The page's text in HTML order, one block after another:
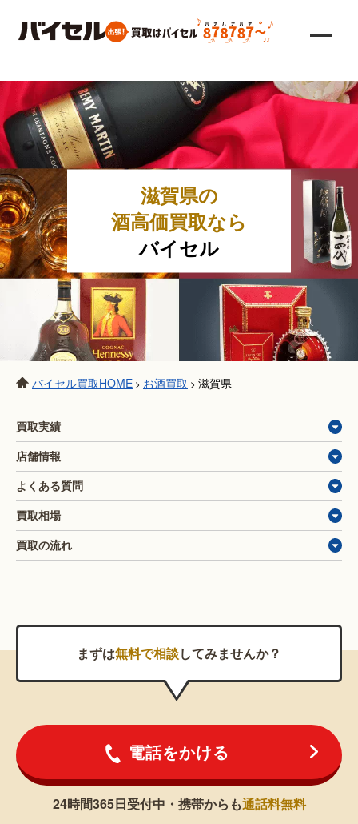
滋賀県の
酒高価買取なら
バイセル
バイセル買取HOME > お酒買取 > 滋賀県
買取実績
店舗情報
よくある質問
買取相場
買取の流れ
まずは無料で相談してみませんか？
電話をかける
24時間365日受付中・携帯からも通話料無料